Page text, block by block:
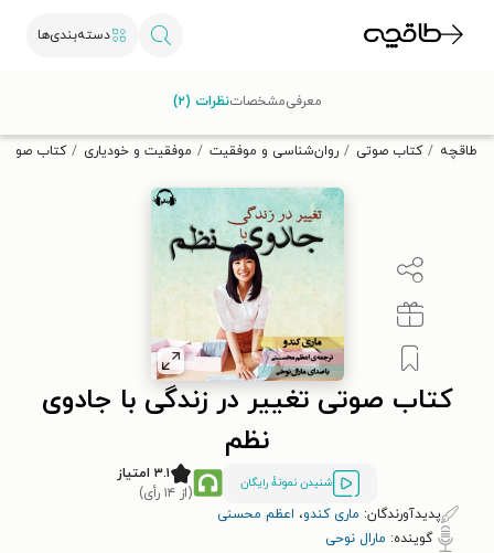
دسته‌بندی‌ها
تخفیف از طاقچه دریافت کن.
طاقچه کتاب صوتی روان‌شناسی و موفقیت موفقیت و خودیاری کتاب صوتی
کتاب صوتی تغییر در زندگی با جادوی
نظم
شنیدن نمونۀ رایگان
۳.۱ امتیاز
(از ۱۴ رأی)
پدیدآورندگان: ماری کندو، اعظم محسنی
گوینده: مارال نوحی
معرفیمشخصاتنظرات (۲)